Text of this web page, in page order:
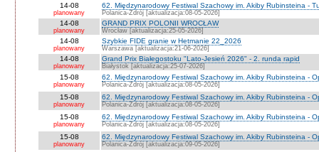
14-08
planowany
62. Międzynarodowy Festiwal Szachowy im. Akiby Rubinsteina -
Polanica-Zdrój [aktualizacja:08-05-2026]
14-08
planowany
GRAND PRIX POLONII WROCŁAW
Wrocław [aktualizacja:25-05-2026]
14-08
planowany
Szybkie FIDE granie w Hetmanie 22_2026
Warszawa [aktualizacja:21-06-2026]
14-08
planowany
Grand Prix Białegostoku "Lato-Jesień 2026" - 2. runda rapid
Białystok [aktualizacja:25-07-2026]
15-08
planowany
62. Międzynarodowy Festiwal Szachowy im. Akiby Rubinsteina -
Polanica-Zdrój [aktualizacja:08-05-2026]
15-08
planowany
62. Międzynarodowy Festiwal Szachowy im. Akiby Rubinsteina -
Polanica-Zdrój [aktualizacja:08-05-2026]
15-08
planowany
62. Międzynarodowy Festiwal Szachowy im. Akiby Rubinsteina -
Polanica-Zdrój [aktualizacja:08-05-2026]
15-08
planowany
62. Międzynarodowy Festiwal Szachowy im. Akiby Rubinsteina -
Polanica-Zdrój [aktualizacja:09-05-2026]